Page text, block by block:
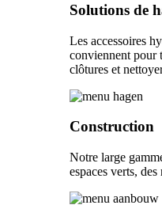
Solutions de
Les accessoires
conviennent pour
clôtures et
Construction
Notre large
espaces verts,